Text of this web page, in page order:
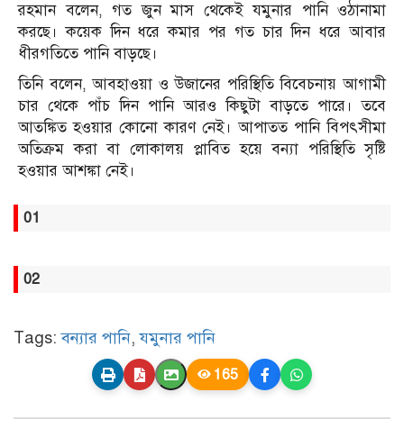
রহমান বলেন, গত জুন মাস থেকেই যমুনার পানি ওঠানামা
করছে। কয়েক দিন ধরে কমার পর গত চার দিন ধরে আবার
ধীরগতিতে পানি বাড়ছে।
তিনি বলেন, আবহাওয়া ও উজানের পরিস্থিতি বিবেচনায় আগামী
চার থেকে পাঁচ দিন পানি আরও কিছুটা বাড়তে পারে। তবে
আতঙ্কিত হওয়ার কোনো কারণ নেই। আপাতত পানি বিপৎসীমা
অতিক্রম করা বা লোকালয় প্লাবিত হয়ে বন্যা পরিস্থিতি সৃষ্টি
হওয়ার আশঙ্কা নেই।
01
02
Tags:বন্যার পানি,যমুনার পানি
165